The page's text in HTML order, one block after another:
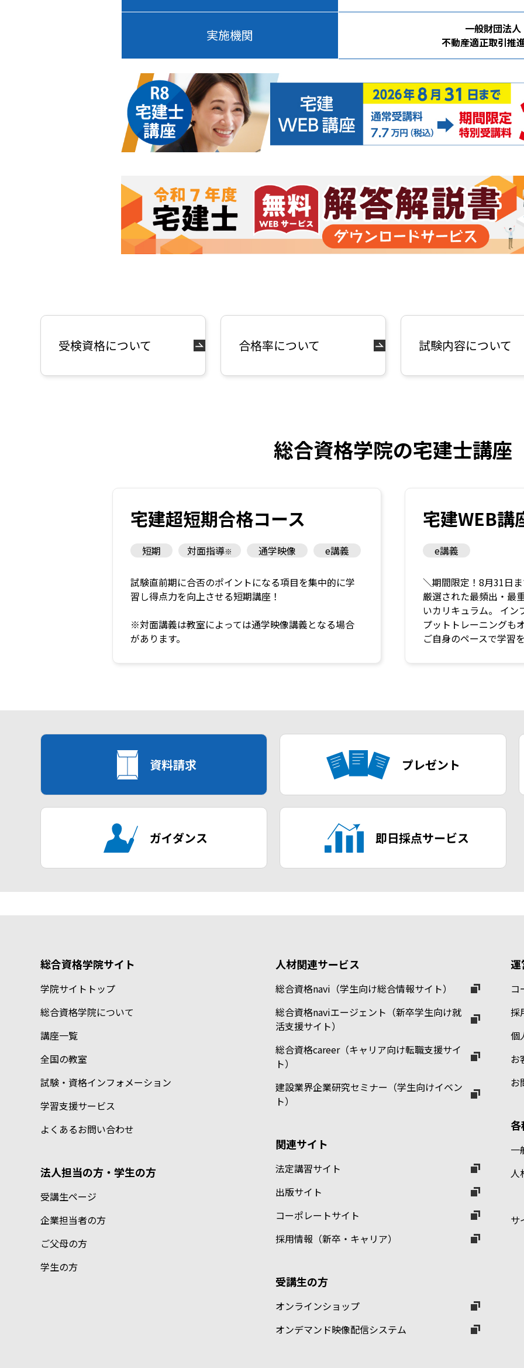
実施機関
一般財団法人
不動産適正取引推
受検資格について 合格率について 試験内容について
総合資格学院の宅建士講座
宅建超短期合格コース
短期 対面指導※ 通学映像 e講義
試験直前期に合否のポイントになる項目を集中的に学
習し得点力を向上させる短期講座！
※対面講義は教室によっては通学映像講義となる場合
があります。
宅建WEB講
e講義
＼期間限定！8月31日
厳選された最頻出・最
いカリキュラム。 イ
プットトレーニングも
ご自身のペースで学習
資料請求 プレゼント
ガイダンス 即日採点サービス
総合資格学院サイト
学院サイトトップ
総合資格学院について
講座一覧
全国の教室
試験・資格インフォメーション
学習支援サービス
よくあるお問い合わせ
法人担当の方・学生の方
受講生ページ
企業担当者の方
ご父母の方
学生の方
人材関連サービス
総合資格navi（学生向け総合情報サイト）
総合資格naviエージェント（新卒学生向け就
活支援サイト）
総合資格career（キャリア向け転職支援サイ
ト）
建設業界企業研究セミナー（学生向けイベン
ト）
関連サイト
法定講習サイト
出版サイト
コーポレートサイト
採用情報（新卒・キャリア）
受講生の方
オンラインショップ
オンデマンド映像配信システム
コ
採
個
お
お
一
人
サ